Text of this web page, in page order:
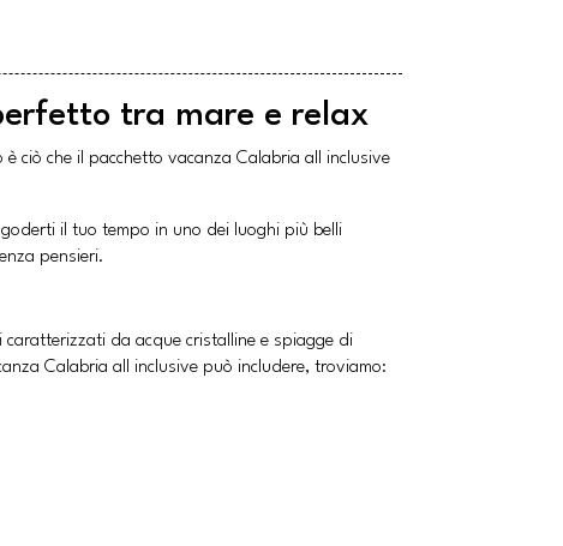
tra mare e relax
ciò che il pacchetto vacanza Calabria all inclusive
il tuo tempo in uno dei luoghi più belli
pensieri.
da acque cristalline e spiagge di
Calabria all inclusive può includere, troviamo: